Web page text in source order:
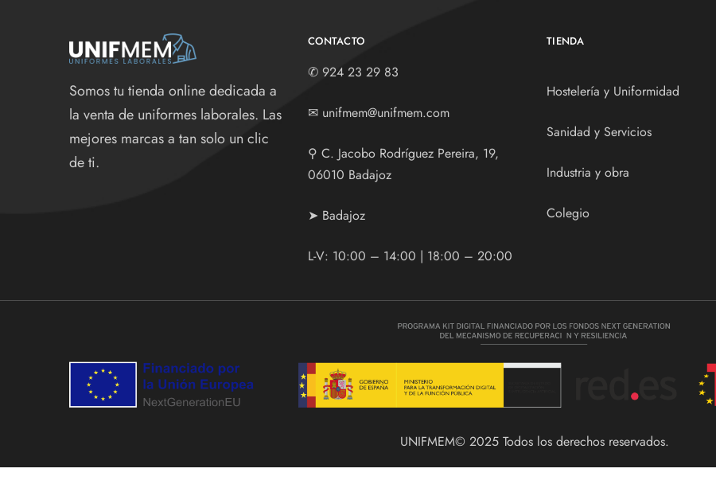
Somos tu tienda online dedicada a
la venta de uniformes laborales. Las
mejores marcas a tan solo un clic
de ti.
CONTACTO
✆ 924 23 29 83
✉ unifmem@unifmem.com
⚲ C. Jacobo Rodríguez Pereira, 19,
06010 Badajoz
➤ Badajoz
L-V: 10:00 – 14:00 | 18:00 – 20:00
TIENDA
Hostelería y Uniformidad
Sanidad y Servicios
Industria y obra
Colegio
UNIFMEM© 2025 Todos los derechos reservados.